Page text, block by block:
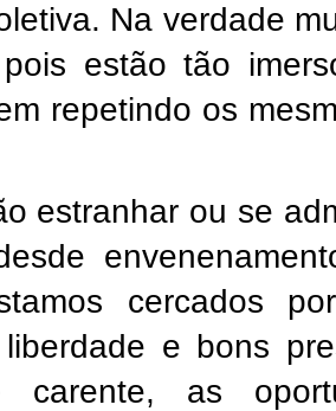
Na verdade
pois estão tão
repetindo os
estranhar ou se
cercados
e bons
carente, as